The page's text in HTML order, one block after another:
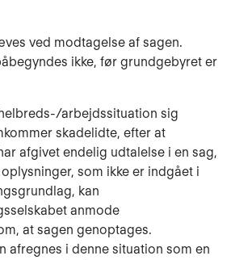
ved modtagelse af sagen.
ikke, før grundgebyret er
arbejdssituation sig
skadelidte, efter at
afgivet endelig udtalelse i en sag,
som ikke er indgået i
kan
anmode
at sagen genoptages.
afregnes i denne situation som en